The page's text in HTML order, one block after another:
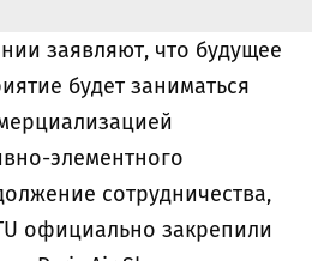
заявляют, что будущее
будет заниматься
элементного
сотрудничества,
официально закрепили